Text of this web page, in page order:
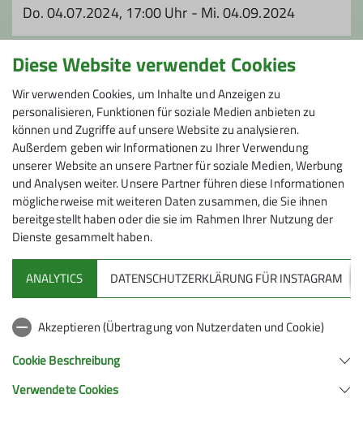
Do. 04.07.2024, 17:00 Uhr - Mi. 04.09.2024
Öffentliche Anreise
Ja
Gruppe
Senioren Wandern
Gruppenabende der Wanderer
Jeden ersten Dienstag im Monat um
18:30 Uhr im Sektionszentrum
Auskunft erteilt: Werner Lindenberg Tel.
0212 – 42626
Diese Website verwendet Cookies
Wir verwenden Cookies, um Inhalte und Anzeigen zu
personalisieren, Funktionen für soziale Medien anbieten zu
können und Zugriffe auf unsere Website zu analysieren.
Außerdem geben wir Informationen zu Ihrer Verwendung
unserer Website an unsere Partner für soziale Medien, Werbung
und Analysen weiter. Unsere Partner führen diese Informationen
möglicherweise mit weiteren Daten zusammen, die Sie ihnen
bereitgestellt haben oder die sie im Rahmen Ihrer Nutzung der
Dienste gesammelt haben.
ANALYTICS DATENSCHUTZERKLÄRUNG FÜR INSTAGRAM
Akzeptieren (Übertragung von Nutzerdaten und Cookie)
Cookie Beschreibung
Verwendete Cookies